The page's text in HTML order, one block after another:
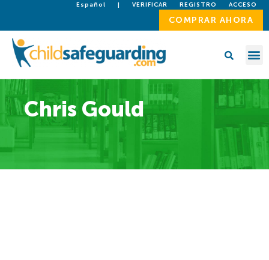
Español | VERIFICAR REGISTRO ACCESO
COMPRAR AHORA
Chris Gould